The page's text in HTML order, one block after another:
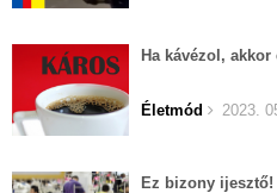
Ha kávézol,
Életmód 2023.
Ez bizony